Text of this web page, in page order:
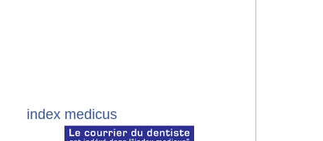
index medicus